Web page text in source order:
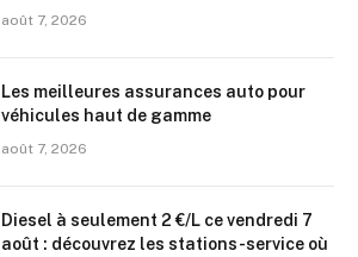
août 7, 2026
Les meilleures assurances auto pour
véhicules haut de gamme
août 7, 2026
Diesel à seulement 2 €/L ce vendredi 7
août : découvrez les stations-service où